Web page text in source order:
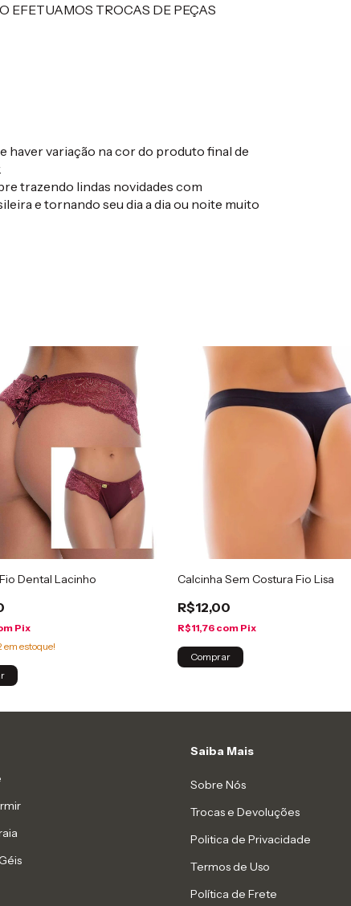
EFETUAMOS TROCAS DE PEÇAS
haver variação na cor do produto final de
trazendo lindas novidades com
e tornando seu dia a dia ou noite muito
Dental Lacinho
Pix
em estoque!
Calcinha Sem Costura Fio Lisa
R$12,00
R$11,76 com Pix
Comprar
Saiba Mais
Sobre Nós
Trocas e Devoluções
Politica de Privacidade
Termos de Uso
Política de Frete